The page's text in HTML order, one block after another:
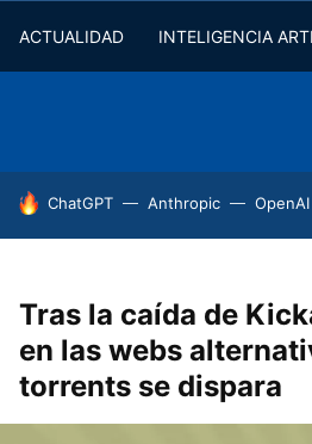
ACTUALIDAD INTELIGENCIA
HOY SE HABLA DE
ChatGPT Anthropic OpenAI
Tras la caída de
en las webs
torrents se dispara